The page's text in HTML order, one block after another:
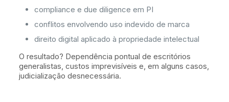
compliance e due diligence em PI
conflitos envolvendo uso indevido de marca
direito digital aplicado à propriedade intelectual
O resultado? Dependência pontual de escritórios
generalistas, custos imprevisíveis e, em alguns casos,
judicialização desnecessária.